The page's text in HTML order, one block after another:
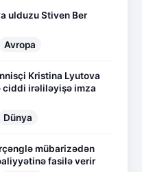
ulduzu Stiven Ber
Avropa
Kristina Lyutova
ciddi irəliləyişə imza
Dünya
mübarizədən
fasilə verir